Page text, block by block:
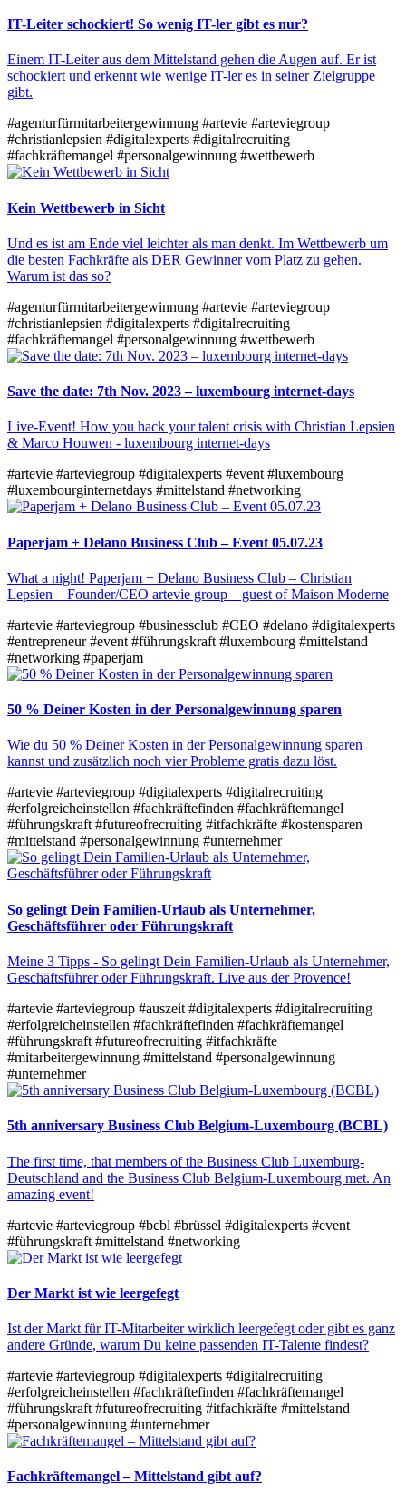
IT-Leiter schockiert! So wenig IT-ler gibt es nur?
Einem IT-Leiter aus dem Mittelstand gehen die Augen auf. Er ist
schockiert und erkennt wie wenige IT-ler es in seiner Zielgruppe
gibt.
#agenturfürmitarbeitergewinnung #artevie #arteviegroup
#christianlepsien #digitalexperts #digitalrecruiting
#fachkräftemangel #personalgewinnung #wettbewerb
Kein Wettbewerb in Sicht
Und es ist am Ende viel leichter als man denkt. Im Wettbewerb um
die besten Fachkräfte als DER Gewinner vom Platz zu gehen.
Warum ist das so?
#agenturfürmitarbeitergewinnung #artevie #arteviegroup
#christianlepsien #digitalexperts #digitalrecruiting
#fachkräftemangel #personalgewinnung #wettbewerb
Save the date: 7th Nov. 2023 – luxembourg internet-days
Live-Event! How you hack your talent crisis with Christian Lepsien
& Marco Houwen - luxembourg internet-days
#artevie #arteviegroup #digitalexperts #event #luxembourg
#luxembourginternetdays #mittelstand #networking
Paperjam + Delano Business Club – Event 05.07.23
What a night! Paperjam + Delano Business Club – Christian
Lepsien – Founder/CEO artevie group – guest of Maison Moderne
#artevie #arteviegroup #businessclub #CEO #delano #digitalexperts
#entrepreneur#event #führungskraft #luxembourg #mittelstand
#networking #paperjam
50 % Deiner Kosten in der Personalgewinnung sparen
Wie du 50 % Deiner Kosten in der Personalgewinnung sparen
kannst und zusätzlich noch vier Probleme gratis dazu löst.
#artevie #arteviegroup #digitalexperts #digitalrecruiting
#erfolgreicheinstellen #fachkräftefinden #fachkräftemangel
#führungskraft#futureofrecruiting #itfachkräfte #kostensparen
#mittelstand #personalgewinnung #unternehmer
So gelingt Dein Familien-Urlaub als Unternehmer,
Geschäftsführer oder Führungskraft
Meine 3 Tipps - So gelingt Dein Familien-Urlaub als Unternehmer,
Geschäftsführer oder Führungskraft. Live aus der Provence!
#artevie #arteviegroup #auszeit #digitalexperts #digitalrecruiting
#erfolgreicheinstellen #fachkräftefinden #fachkräftemangel
#führungskraft #futureofrecruiting #itfachkräfte
#mitarbeitergewinnung #mittelstand #personalgewinnung
#unternehmer
5th anniversary Business Club Belgium-Luxembourg (BCBL)
The first time, that members of the Business Club Luxemburg-
Deutschland and the Business Club Belgium-Luxembourg met. An
amazing event!
#artevie #arteviegroup #bcbl #brüssel #digitalexperts #event
#führungskraft #mittelstand #networking
Der Markt ist wie leergefegt
Ist der Markt für IT-Mitarbeiter wirklich leergefegt oder gibt es ganz
andere Gründe, warum Du keine passenden IT-Talente findest?
#artevie #arteviegroup #digitalexperts #digitalrecruiting
#erfolgreicheinstellen #fachkräftefinden #fachkräftemangel
#führungskraft #futureofrecruiting #itfachkräfte #mittelstand
#personalgewinnung #unternehmer
Fachkräftemangel – Mittelstand gibt auf?